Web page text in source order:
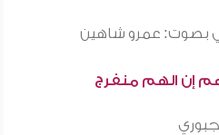
بصوت: عمرو شاهين
إن الهم منفرج